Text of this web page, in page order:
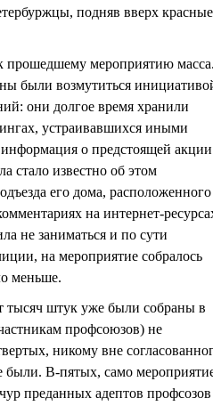
подняв вверх красные
мероприятию масса.
были возмутиться
они долгое время хранили
устраивавшихся иными
о предстоящей акции
стало известно об этом
его дома, расположенного
на интернет-
не заниматься и по сути
на мероприятие собралось
меньше.
тысяч штук уже были собраны в
профсоюзов) не
никому вне
были. В-пятых, само
преданных адептов профсозов